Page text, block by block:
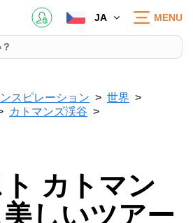
JA MENU
スピレーション
世界
カトマンズ渓谷
カトマン
しいツアー